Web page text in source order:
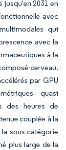
jusqu'en 2031 en
avec
qui
avec la
à la
cerveau.
par GPU
quasi
des heures de
couplée à la
sous-catégorie
plus large de la